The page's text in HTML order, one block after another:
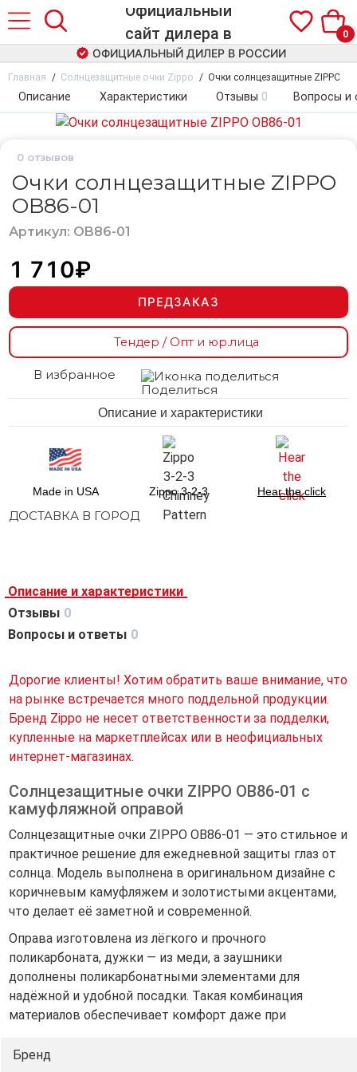
0
ОФИЦИАЛЬНЫЙ ДИЛЕР В РОССИИ
Главная Солнцезащитные очки Zippo Очки солнцезащитные ZIPPO
Описание Характеристики Отзывы 0 Вопросы и
0 отзывов
Очки солнцезащитные ZIPPO
OB86-01
Артикул: OB86-01
1 710₽
ПРЕДЗАКАЗ
Тендер / Опт и юр.лица
В избранное
Поделиться
Описание и характеристики
Made in USA Zippo 3-2-3 Hear the click
ДОСТАВКА В ГОРОД
Описание и характеристики
Отзывы 0
Вопросы и ответы 0
Дорогие клиенты! Хотим обратить ваше внимание, что
на рынке встречается много поддельной продукции.
Бренд Zippo не несет ответственности за подделки,
купленные на маркетплейсах или в неофициальных
интернет-магазинах.
Солнцезащитные очки ZIPPO OB86-01 с
камуфляжной оправой
Солнцезащитные очки ZIPPO OB86-01 — это стильное и
практичное решение для ежедневной защиты глаз от
солнца. Модель выполнена в оригинальном дизайне с
коричневым камуфляжем и золотистыми акцентами,
что делает её заметной и современной.
Оправа изготовлена из лёгкого и прочного
поликарбоната, дужки — из меди, а заушники
дополнены поликарбонатными элементами для
надёжной и удобной посадки. Такая комбинация
материалов обеспечивает комфорт даже при
Серые линзы из поликарбоната обеспечивают 100%
Бренд